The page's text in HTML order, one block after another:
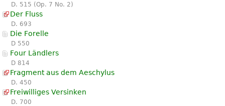
D. 515 (Op. 7 No. 2)
Der Fluss
D. 693
Die Forelle
D 550
Four Ländlers
D 814
Fragment aus dem Aeschylus
D. 450
Freiwilliges Versinken
D. 700